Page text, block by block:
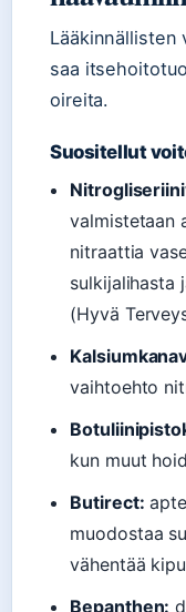
Lääkinnällisten
saa
oireita.
Suositellut
valmistetaan
nitraattia
sulkijalihasta
(Hyvä
vaihtoehto
kun muut
Butirect:
muodostaa
vähentää
Bepanthen: